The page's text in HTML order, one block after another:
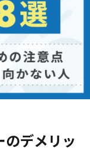
デメリッ